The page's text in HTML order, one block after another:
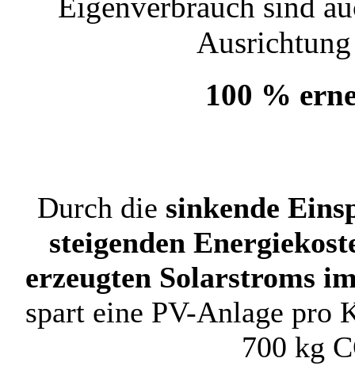
100 %
Durch die sinkende
steigenden
erzeugten Solarstroms
spart eine PV-Anlage pro
700 kg